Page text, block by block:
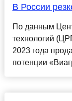
В России
По данным
технологий
2023 года
потенции